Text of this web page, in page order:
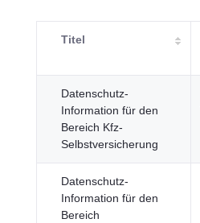
Titel
Datenschutz-
Information für den
Bereich Kfz-
Selbstversicherung
Datenschutz-
Information für den
Bereich